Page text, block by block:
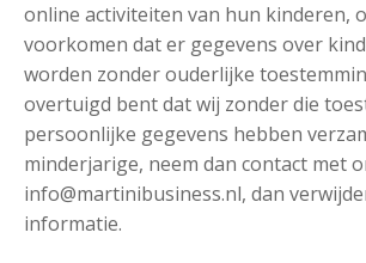
online activiteiten van hun kinderen,
voorkomen dat er gegevens over
worden zonder ouderlijke
overtuigd bent dat wij zonder die
persoonlijke gegevens hebben
minderjarige, neem dan contact met
info@martinibusiness.nl, dan
informatie.